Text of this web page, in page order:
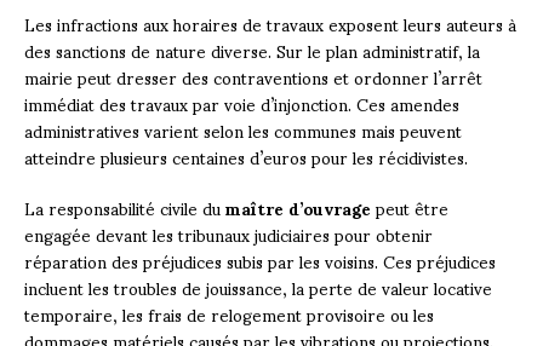
Les infractions aux horaires de travaux exposent leurs auteurs à
des sanctions de nature diverse. Sur le plan administratif, la
mairie peut dresser des contraventions et ordonner l’arrêt
immédiat des travaux par voie d’injonction. Ces amendes
administratives varient selon les communes mais peuvent
atteindre plusieurs centaines d’euros pour les récidivistes.
La responsabilité civile dumaître d’ouvragepeut être
engagée devant les tribunaux judiciaires pour obtenir
réparation des préjudices subis par les voisins. Ces préjudices
incluent les troubles de jouissance, la perte de valeur locative
temporaire, les frais de relogement provisoire ou les